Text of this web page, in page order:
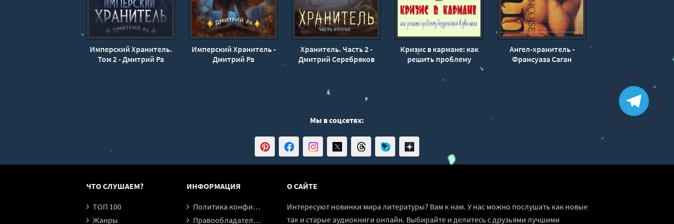
Имперский Хранитель.
Том 2 - Дмитрий Ра
Имперский Хранитель -
Дмитрий Ра
Хранитель. Часть 2 -
Дмитрий Серебряков
Кризис в кармане: как
решить проблему
безденежья в два шага -
Дмитрий Семеник
Ангел-хранитель -
Франсуаза Саган
Мы в соцсетях:
ЧТО СЛУШАЕМ?
ТОП 100
Жанры
ИНФОРМАЦИЯ
Политика конфиденциальности
Правообладателям
О САЙТЕ
Интересуют новинки мира литературы? Вам к нам. У нас можно послушать как новые
так и старые аудиокниги онлайн. Выбирайте и делитесь с друзьями лучшими